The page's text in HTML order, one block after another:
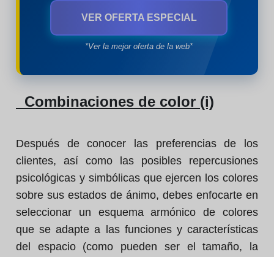
VER OFERTA ESPECIAL
*Ver la mejor oferta de la web*
Combinaciones de color (i)
Después de conocer las preferencias de los
clientes, así como las posibles repercusiones
psicológicas y simbólicas que ejercen los colores
sobre sus estados de ánimo, debes enfocarte en
seleccionar un esquema armónico de colores
que se adapte a las funciones y características
del espacio (como pueden ser el tamaño, la